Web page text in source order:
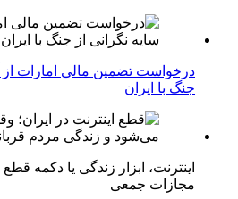
درخواست تضمین مالی امارات از
جنگ با ایران
اینترنت، ابزار زندگی یا دکمه
مجازات جمعی